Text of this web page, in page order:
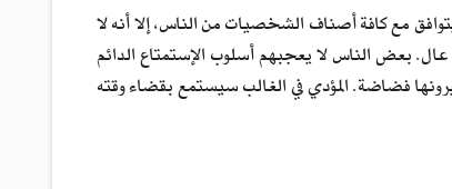
مع كافة أصناف الشخصيات من الناس، إلا أنه لا
بعض الناس لا يعجبهم أسلوب الإستمتاع الدائم
فضاضة. المؤدي في الغالب سيستمع بقضاء وقته